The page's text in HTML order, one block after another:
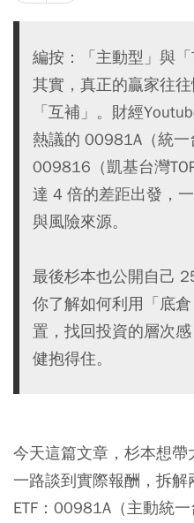
編按：「主動型」與
其實，真正的贏家往
「互補」。財經
熱議的 00981A（統一
009816（凱基台灣
達 4 倍的差距出發，
與風險來源。
最後杉本也公開自己
你了解如何利用「底
置，找回投資的層次
健抱得住。
今天這篇文章，杉本想帶
一路談到實際報酬，拆
ETF： 00981A （主動統